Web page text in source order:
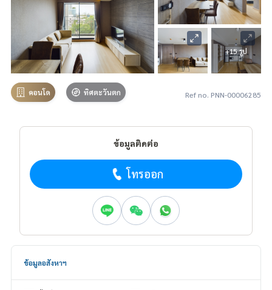
+15 รูป
คอนโด ทิศตะวันตก Ref no. PNN-00006285
ข้อมูลติดต่อ
โทรออก
ข้อมูลอสังหาฯ